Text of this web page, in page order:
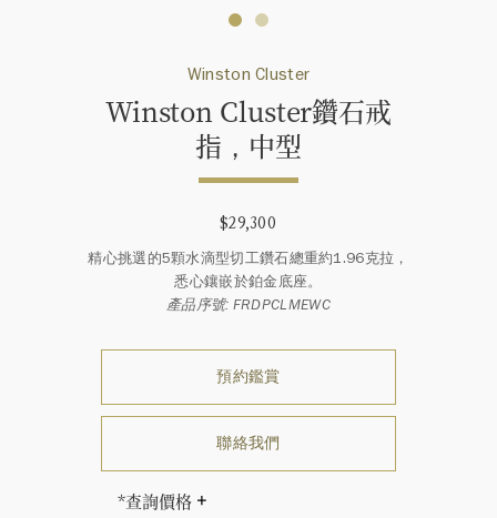
Winston Cluster
Winston Cluster鑽石戒
指，中型
$29,300
精心挑選的5顆水滴型切工鑽石總重約1.96克拉，
悉心鑲嵌於鉑金底座。
產品序號: FRDPCLMEWC
預約鑑賞
聯絡我們
*查詢價格